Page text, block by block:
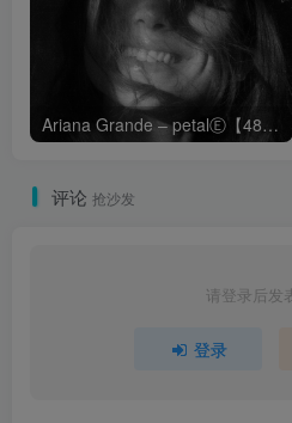
Ariana Grande – petalⒺ【48kHz／24bit】英国区
评论 抢沙发
请登录后发
登录